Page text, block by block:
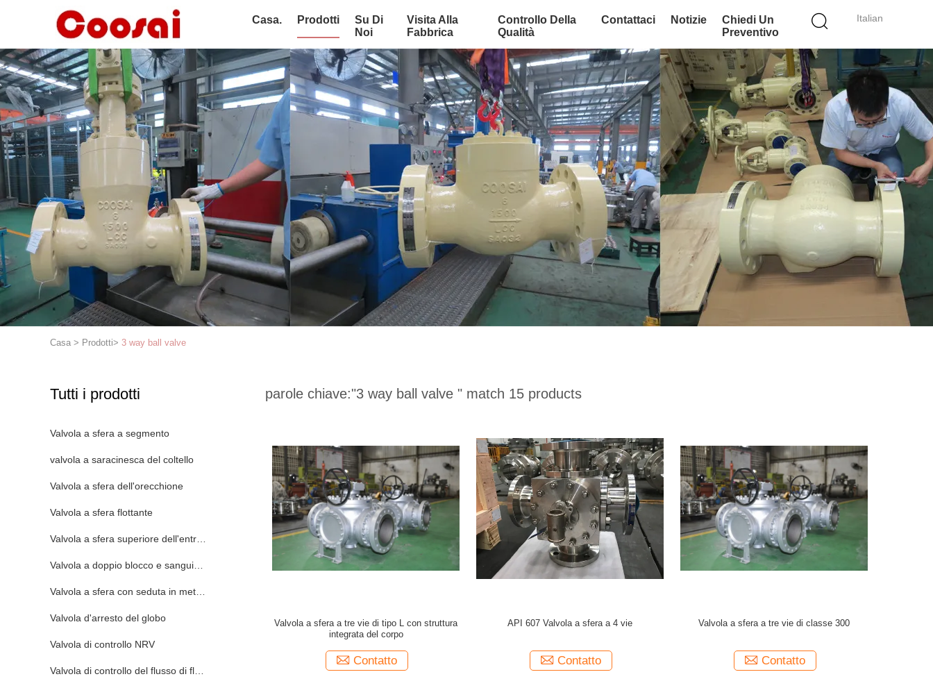
Italian
Casa. Prodotti
Su Di
Noi
Visita Alla
Fabbrica
Controllo Della
Qualità
Contattaci Notizie
Chiedi Un
Preventivo
Casa > Prodotti> 3 way ball valve
Tutti i prodotti
Valvola a sfera a segmento
valvola a saracinesca del coltello
Valvola a sfera dell'orecchione
Valvola a sfera flottante
Valvola d'arresto del globo
Valvola di controllo NRV
parole chiave:"3 way ball valve " match 15 products
Valvola a sfera a tre vie di tipo L con struttura
integrata del corpo
Contatto
API 607 Valvola a sfera a 4 vie
Contatto
Valvola a sfera a tre vie di classe 300
Contatto